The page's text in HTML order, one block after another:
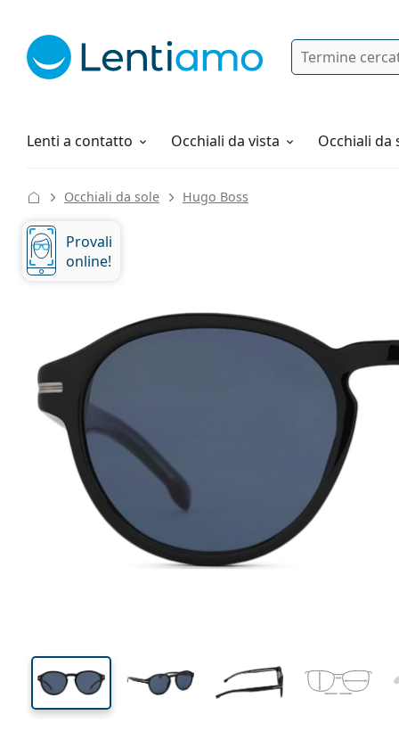
Ricerca
Lenti a contatto
Soluzioni Occhiali da vista Occhiali da
Tutto sugli acquisti
Occhiali da sole Hugo Boss
45 mm
Altezza lente Diametro lente (Calibro)
Diametro
lente
Provali
online!